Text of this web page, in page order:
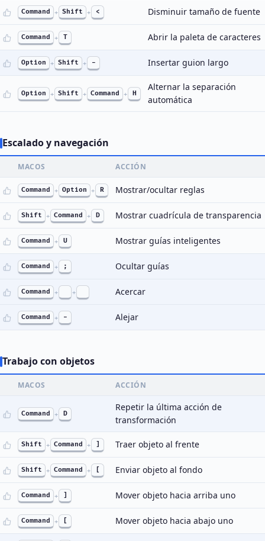
Command + Shift + < Disminuir tamaño de fuente
Command + T Abrir la paleta de caracteres
Option + Shift + - Insertar guion largo
Option + Shift + Command + H
Alternar la separación
automática
Escalado y navegación
MACOS ACCIÓN
Command + Option + R Mostrar/ocultar reglas
Shift + Command + D Mostrar cuadrícula de transparencia
Command + U Mostrar guías inteligentes
Command + ; Ocultar guías
Command + + Acercar
Command + - Alejar
Trabajo con objetos
MACOS ACCIÓN
Command + D
Repetir la última acción de
transformación
Shift + Command + ] Traer objeto al frente
Shift + Command + [ Enviar objeto al fondo
Command + ] Mover objeto hacia arriba uno
Command + [ Mover objeto hacia abajo uno